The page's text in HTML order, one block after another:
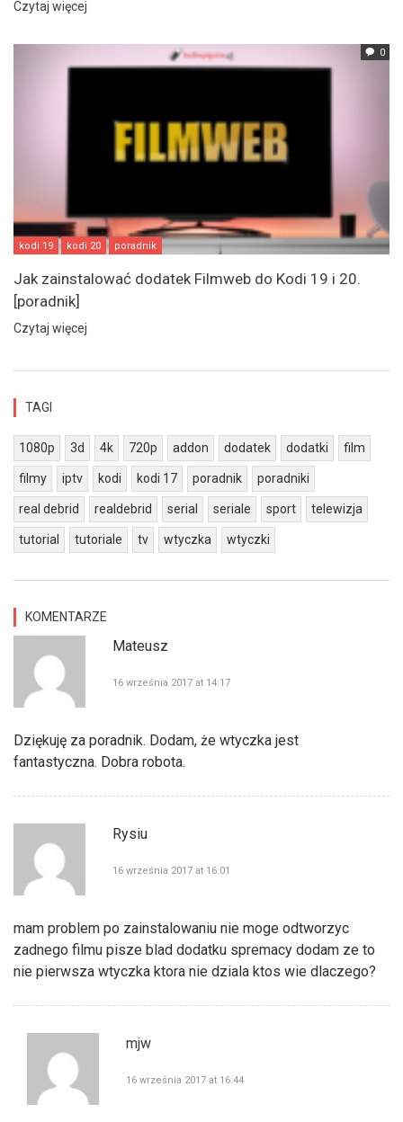
Czytaj więcej
0
kodi 19 kodi 20 poradnik
Jak zainstalować dodatek Filmweb do Kodi 19 i 20.
[poradnik]
Czytaj więcej
TAGI
1080p 3d 4k 720p addon dodatek dodatki film
filmy iptv kodi kodi 17 poradnik poradniki
real debrid realdebrid serial seriale sport telewizja
tutorial tutoriale tv wtyczka wtyczki
KOMENTARZE
Mateusz
16 września 2017 at 14:17
Dziękuję za poradnik. Dodam, że wtyczka jest
fantastyczna. Dobra robota.
Rysiu
16 września 2017 at 16:01
mam problem po zainstalowaniu nie moge odtworzyc
zadnego filmu pisze blad dodatku spremacy dodam ze to
nie pierwsza wtyczka ktora nie dziala ktos wie dlaczego?
mjw
16 września 2017 at 16:44